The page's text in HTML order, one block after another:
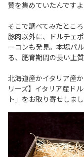
賛を集めていたんですよ
そこで調べてみたとこ
豚肉以外に、ドルチェ
ーコンも発見。本場パ
る、肥育期間の長い上
北海道産かイタリア産
リーズ】イタリア産ド
ト」をお取り寄せしまし